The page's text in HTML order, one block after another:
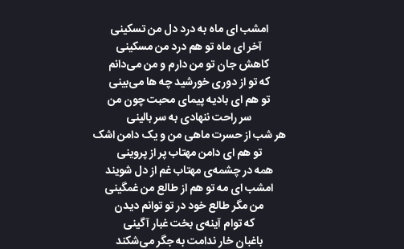
امشب ای ماه به درد دل من تسکینی
آخر ای ماه تو هم درد من مسکینی
کاهش جان تو من دارم و من می‌دانم
که تو از دوری خورشید چه ها می‌بینی
تو هم ای بادیه پیمای محبت چون من
سر راحت ننهادی به سر بالینی
هر شب از حسرت ماهی من و یک دامن اشک
تو هم ای دامن مهتاب پر از پروینی
همه در چشمه‌ی مهتاب غم از دل شویند
امشب ای مه تو هم از طالع من غمگینی
من مگر طالع خود در تو توانم دیدن
که توام آینه‌ی بخت غبار آگینی
باغبان خار ندامت به جگر می‌شکند